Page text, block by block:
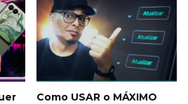
Como USAR o MÁXIMO